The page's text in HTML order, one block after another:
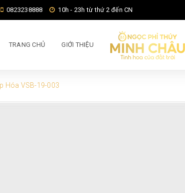
0823238888 10h - 23h từ thứ 2 đến CN
TRANG CHỦ GIỚI THIỆU
Hóa VSB-19-003